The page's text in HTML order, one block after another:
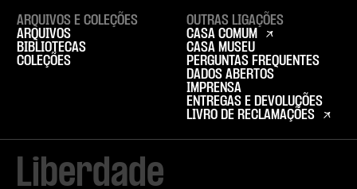
Liberdade
ARQUIVOS E COLEÇÕES
ARQUIVOS
BIBLIOTECAS
COLEÇÕES
OUTRAS LIGAÇÕES
CASA COMUM
CASA MUSEU
PERGUNTAS FREQUENTES
DADOS ABERTOS
IMPRENSA
ENTREGAS E DEVOLUÇÕES
LIVRO DE RECLAMAÇÕES